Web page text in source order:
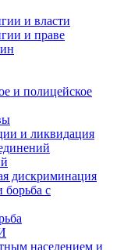
и власти
и праве
и полицейское
и ликвидация
дискриминация
с
населением и